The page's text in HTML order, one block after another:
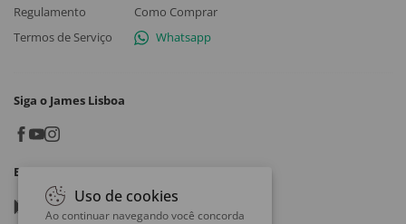
Regulamento
Termos de Serviço
Como Comprar
Whatsapp
Siga o James Lisboa
Baixe o App
Google play
Uso de cookies
Ao continuar navegando você concorda